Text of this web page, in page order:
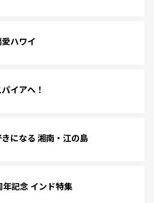
ハワイ
イアへ！
になる 湘南・江の島
記念 インド特集